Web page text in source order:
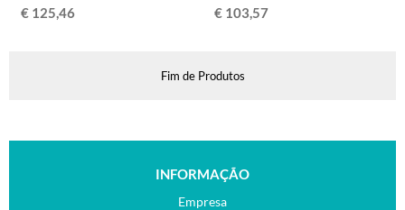
€ 125,46 € 103,57
Fim de Produtos
INFORMAÇÃO
Empresa